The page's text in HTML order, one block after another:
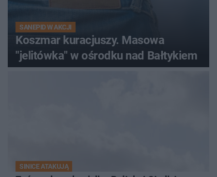
SANEPID W AKCJI
Koszmar kuracjuszy. Masowa
"jelitówka" w ośrodku nad Bałtykiem
SINICE ATAKUJĄ